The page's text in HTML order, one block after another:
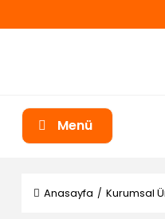
Menü
Anasayfa Kurumsal